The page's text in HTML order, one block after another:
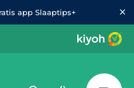
app Slaaptips+